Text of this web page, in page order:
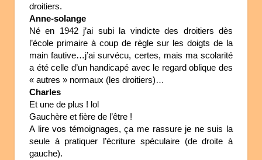
droitiers.
Anne-solange
Né en 1942 j’ai subi la vindicte des droitiers dès
l’école primaire à coup de règle sur les doigts de la
main fautive…j’ai survécu, certes, mais ma scolarité
a été celle d’un handicapé avec le regard oblique des
« autres » normaux (les droitiers)…
Charles
Et une de plus ! lol
Gauchère et fière de l’être !
A lire vos témoignages, ça me rassure je ne suis la
seule à pratiquer l’écriture spéculaire (de droite à
gauche).